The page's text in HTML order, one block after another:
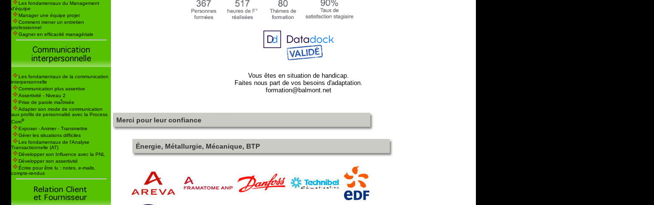
Les fondamentaux du Management
d'équipe
Manager une équipe projet
Comment mener un entretien
professionnel
Gagner en efficacité managériale
Les fondamentaux de la communication
interpersonnelle
Communication plus assertive
Assertivité - Niveau 2
Prise de parole maî̂trisée
Adapter son mode de communication
aux profils de personnalité avec la Process
Com®
Exposer - Animer - Transmettre
Gérer les situations difficiles
Les fondamentaux de l'Analyse
Transactionnelle (AT)
Développer son Influence avec la PNL
Développer son assertivité
Écrire pour être lu : notes, e-mails,
compte-rendus
Vous êtes en situation de handicap.
Faites nous part de vos besoins d'adaptation.
formation@balmont.net
Merci pour leur confiance
Énergie, Métallurgie, Mécanique, BTP